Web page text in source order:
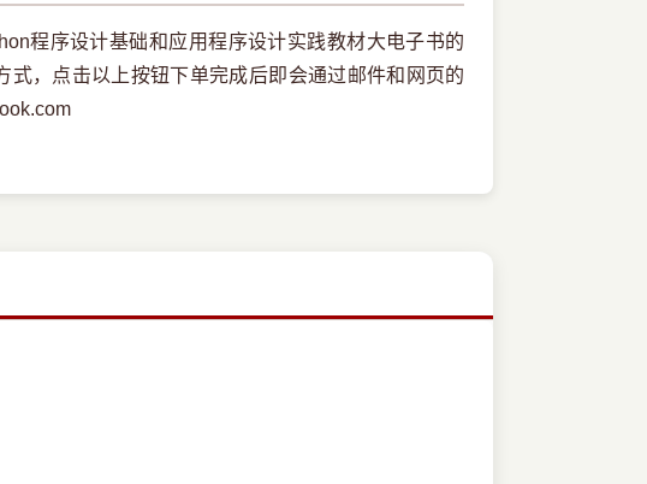
程序设计基础和应用程序设计实践教材大电子书的
式，点击以上按钮下单完成后即会通过邮件和网页的